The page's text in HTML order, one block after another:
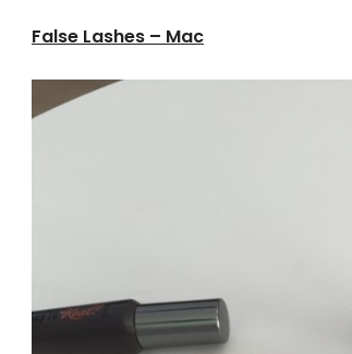
False Lashes – Mac